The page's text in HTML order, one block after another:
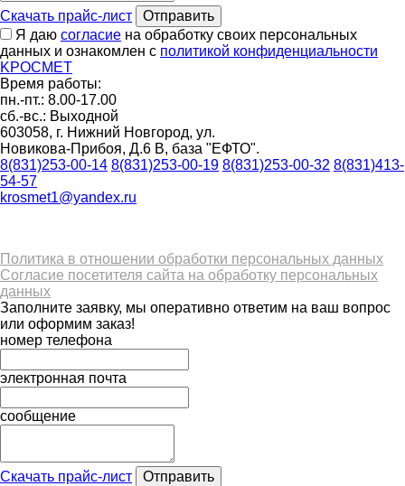
Скачать прайс-лист
Отправить
Я даю согласие на обработку своих персональных
данных и ознакомлен с политикой конфиденциальности
KРОСМ ЕТ
Время работы:
пн.-пт.: 8.00-17.00
сб.-вс.: Выходной
603058, г. Нижний Новгород, ул.
Новикова-Прибоя, Д.6 В, база "ЕФТО".
8(831)253-00-14 8(831)253-00-19 8(831)253-00-32 8(831)413-
54-57
krosmet1@yandex.ru
Политика в отношении обработки персональных данных
Согласие посетителя сайта на обработку персональных
данных
Заполните заявку, мы оперативно ответим на ваш вопрос
или оформим заказ!
номер телефона
электронная почта
сообщение
Скачать прайс-лист
Отправить